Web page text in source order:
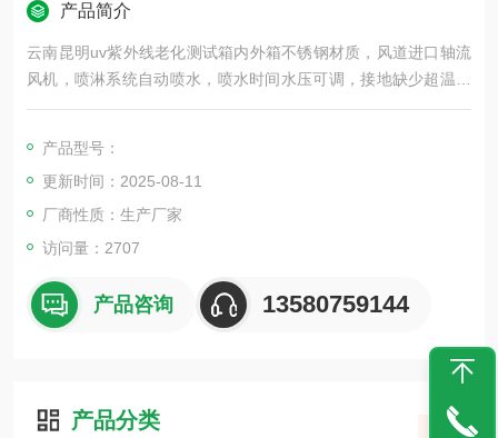
产品简介
云南昆明uv紫外线老化测试箱内外箱不锈钢材质，风道进口轴流
风机，喷淋系统自动喷水，喷水时间水压可调，接地缺少超温保
护，带超载短路电路器，控制回路超载报警，液晶智能触摸屏控
产品型号：
更新时间：2025-08-11
厂商性质：生产厂家
访问量：2707
产品咨询 13580759144
产品分类